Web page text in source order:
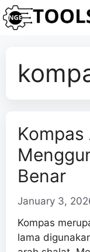
Skip
to
Benar
January 3,
Kompas
lama